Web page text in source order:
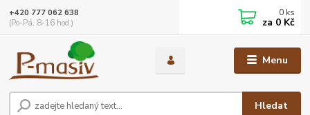
Menu
Hledat
+420 777 062 638
(Po-Pá, 8-16 hod.)
0 ks
za 0 Kč